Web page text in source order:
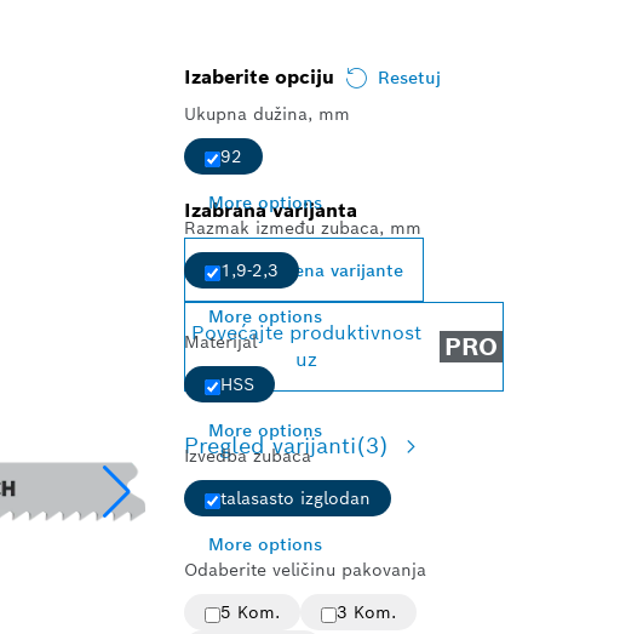
Izaberite opciju
Resetuj
Ukupna dužina, mm
92
More options
Razmak između zubaca, mm
1,9-2,3
More options
Materijal
HSS
More options
Izvedba zubaca
talasasto izglodan
More options
Odaberite veličinu pakovanja
5 Kom.
3 Kom.
Izabrana varijanta
Promena varijante
Povećajte produktivnost
uz
PRO
Pregled varijanti(3)